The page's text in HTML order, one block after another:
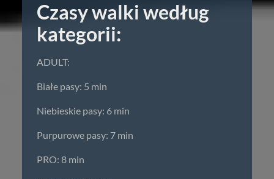
Czasy walki według
kategorii:
ADULT:
Białe pasy: 5 min
Niebieskie pasy: 6 min
Purpurowe pasy: 7 min
PRO: 8 min